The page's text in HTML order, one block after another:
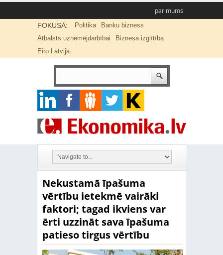
par mums
FOKUSĀ: Politika
Banku bizness
Atbalsts uzņēmējdarbībai
Biznesa izglītība
Eiro Latvijā
Nekustamā īpašuma
vērtību ietekmē vairāki
faktori; tagad ikviens var
ērti uzzināt sava īpašuma
patieso tirgus vērtību